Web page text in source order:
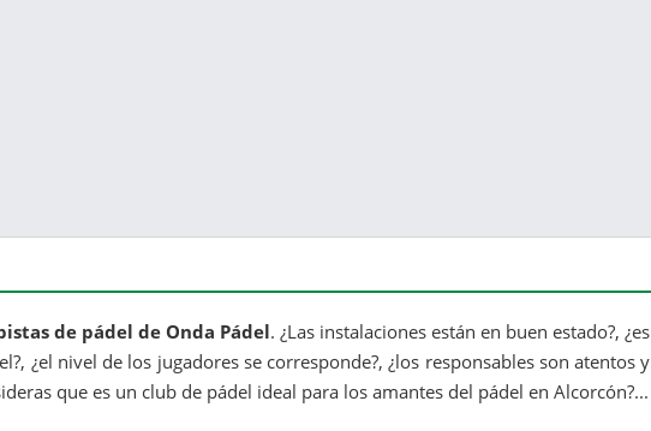
de pádel de Onda Pádel. ¿Las instalaciones están en buen estado?, ¿es
¿el nivel de los jugadores se corresponde?, ¿los responsables son atentos y
que es un club de pádel ideal para los amantes del pádel en Alcorcón?...